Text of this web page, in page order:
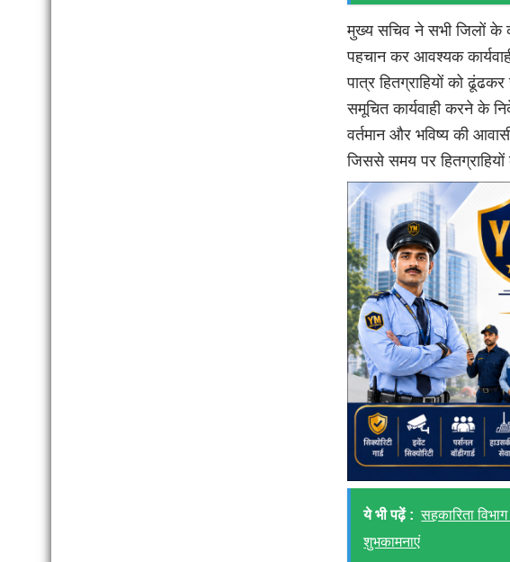
मुख्य सचिव ने सभी जिलों के
पहचान कर आवश्यक
पात्र हितग्राहियों को
समूचित कार्यवाही करने के
वर्तमान और भविष्य की
जिससे समय पर
ये भी पढ़ें : सहकारिता
शुभकामनाएं